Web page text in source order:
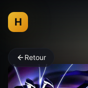
H
Retour